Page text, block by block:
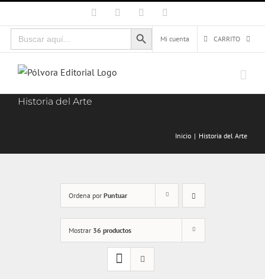
al
contenido
Facebook Instagram
Buscar:
Botón de búsqueda
Mi cuenta
CARRITO
Historia del Arte
Inicio Historia del Arte
Ordena por Puntuar
Mostrar 36 productos